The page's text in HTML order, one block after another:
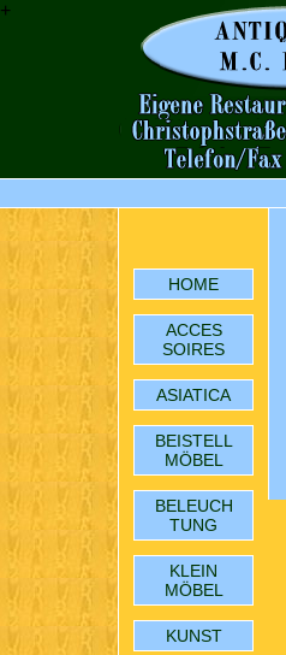
+
HOME
ACCES
SOIRES
ASIATICA
BEISTELL
MÖBEL
BELEUCH
TUNG
KLEIN
MÖBEL
KUNST